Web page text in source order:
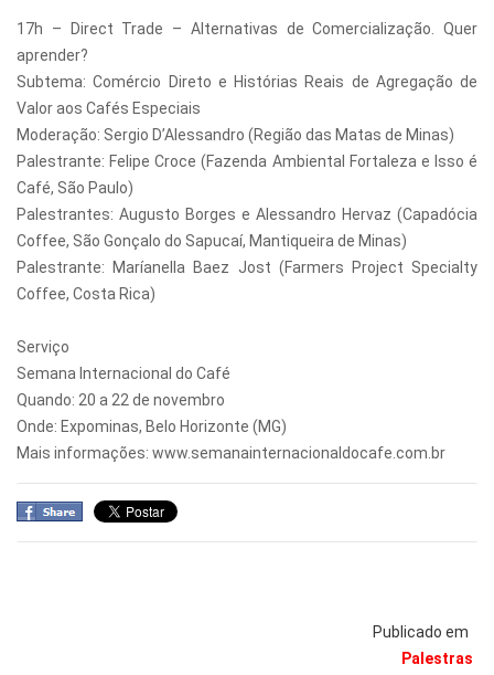
Publicado em
Palestras
17h – Direct Trade – Alternativas de Comercialização. Quer
aprender?
Subtema: Comércio Direto e Histórias Reais de Agregação de
Valor aos Cafés Especiais
Moderação: Sergio D’Alessandro (Região das Matas de Minas)
Palestrante: Felipe Croce (Fazenda Ambiental Fortaleza e Isso é
Café, São Paulo)
Palestrantes: Augusto Borges e Alessandro Hervaz (Capadócia
Coffee, São Gonçalo do Sapucaí, Mantiqueira de Minas)
Palestrante: Maríanella Baez Jost (Farmers Project Specialty
Coffee, Costa Rica)
Serviço
Semana Internacional do Café
Quando: 20 a 22 de novembro
Onde: Expominas, Belo Horizonte (MG)
Mais informações: www.semanainternacionaldocafe.com.br